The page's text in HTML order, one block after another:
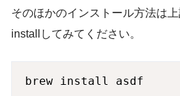
そのほかのインストール方法は
installしてみてください。